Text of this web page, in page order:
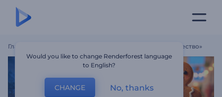
Главная Набор Персонажей «Добрый Рождество»
Would you like to change Renderforest language
to English?
CHANGE No, thanks